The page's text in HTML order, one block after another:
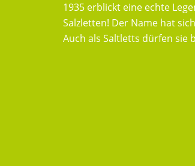
ÜBER
1935 erblickt eine echte
Salzletten! Der Name hat
Auch als Saltletts dürfen sie